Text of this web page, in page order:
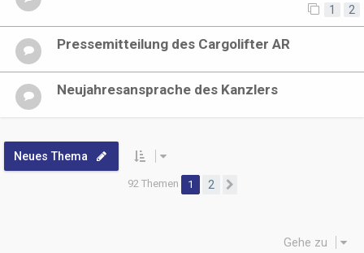
1 2
Pressemitteilung des Cargolifter AR
Neujahresansprache des Kanzlers
Neues Thema
92 Themen 1 2
Gehe zu